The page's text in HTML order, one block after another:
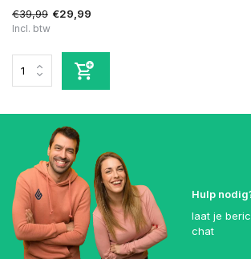
€39,99 €29,99
Incl. btw
Hulp
laat je
chat